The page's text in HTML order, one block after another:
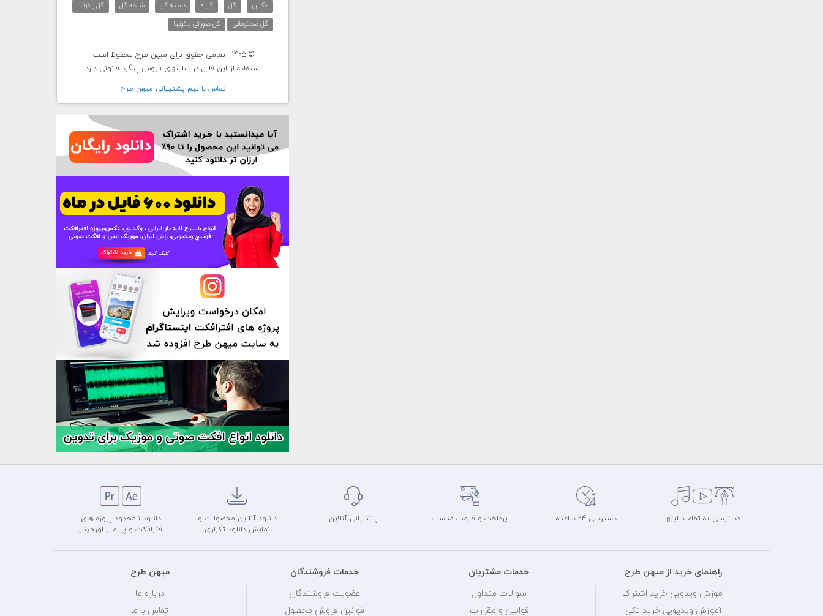
عکس گل گیاه دسته گل شاخه گل
گل پائونیا
گل صدتومانی
گل صورتی پائونیا
© 1405 - تمامی حقوق برای میهن طرح محفوظ است.
استفاده از این فایل در سایتهای فروش پیگرد قانونی دارد
تماس با تيم پشتيبانی ميهن طرح
دسترسی به تمام سایتها دسترسی 24 ساعته پرداخت و قیمت مناسب پشتیبانی آنلاین
دانلود آنلاین محصولات و
نمایش دانلود تکراری
دانلود نامحدود پروژه های
افترافکت و پریمیر اورجینال
راهنمای خرید از میهن طرح
آموزش ویدویی خرید اشتراک
آموزش ویدیویی خرید تکی
خدمات مشتریان
سوالات متداول
قوانین و مقررات
خدمات فروشندگان
عضویت فروشندگان
قوانین فروش محصول
میهن طرح
درباره ما
تماس با ما